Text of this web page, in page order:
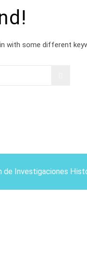
with some different
de Investigaciones